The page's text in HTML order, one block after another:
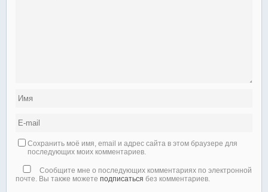
Сохранить моё имя, email и адрес сайта в этом браузере для
последующих моих комментариев.
Сообщите мне о последующих комментариях по электронной
почте. Вы также можете подписаться без комментариев.